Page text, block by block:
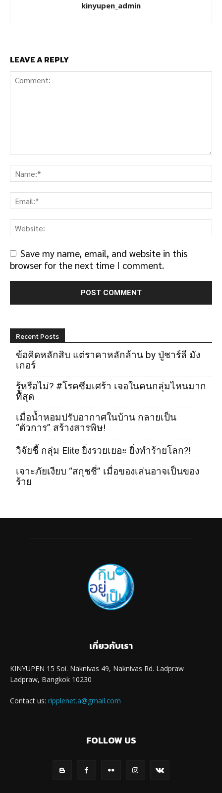
kinyupen_admin
LEAVE A REPLY
Save my name, email, and website in this
browser for the next time I comment.
Recent Posts
ข้อคิดหลักสิบ แต่ราคาหลักล้าน by ปู่ชาร์ลี มัง
เกอร์
รู้หรือไม่? #โรคซึมเศร้า เจอในคนกลุ่มไหนมาก
ที่สุด
เมื่อน้ำหอมปรับอากาศในบ้าน กลายเป็น
“ตัวการ” สร้างสารพิษ!
วิจัยชี้ กลุ่ม Elite ยิ่งรวยเยอะ ยิ่งทำร้ายโลก?!
เจาะภัยเงียบ “สกุชชี่” เมื่อของเล่นอาจเป็นของ
ร้าย
เกี่ยวกับเรา
KINYUPEN 15 Soi. Naknivas 49, Naknivas Rd. Ladpraw
Ladpraw, Bangkok 10230
Contact us: ripplenet.a@gmail.com
FOLLOW US